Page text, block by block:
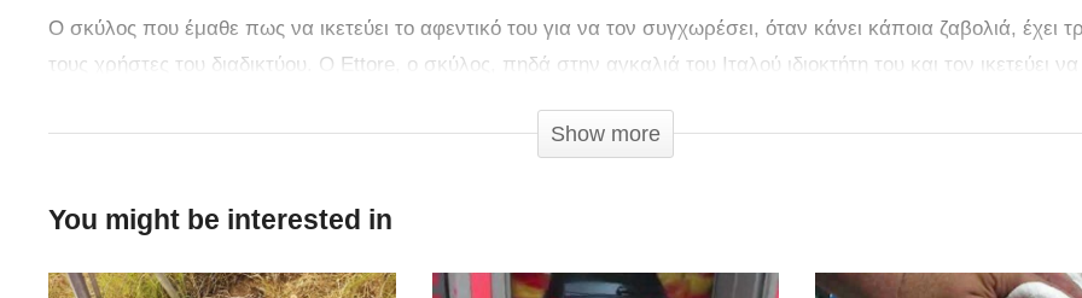
Ο σκύλος που έμαθε πως να ικετεύει το αφεντικό του για να τον συγχωρέσει, όταν κάνει κάποια ζαβολιά, έχει
τους χρήστες του διαδικτύου. Ο Ettore, ο σκύλος, πηδά στην αγκαλιά του Ιταλού ιδιοκτήτη του και τον ικετεύει
Show more
You might be interested in